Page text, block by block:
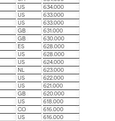
US
634.000
US
633.000
US
633.000
GB
631.000
GB
630.000
ES
628.000
US
628.000
US
624.000
NL
623.000
US
622.000
US
621.000
GB
620.000
US
618.000
CO
616.000
US
616.000